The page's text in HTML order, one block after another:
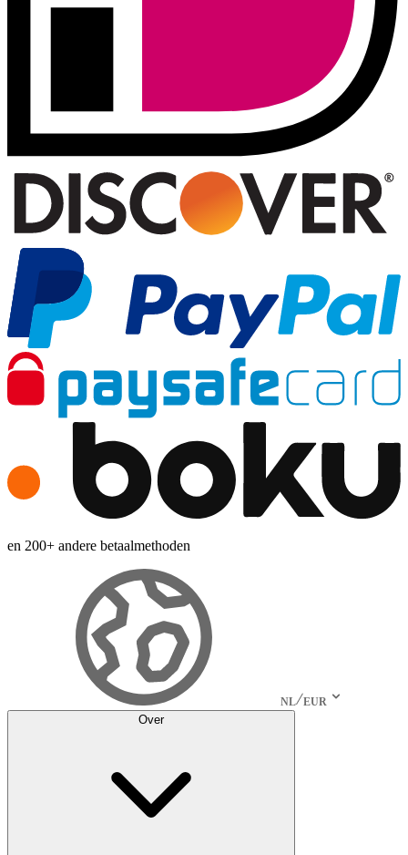
en 200+ andere betaalmethoden
NL EUR
Over